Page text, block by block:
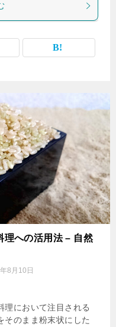
理への活用法 – 自然
8月10日
理において注目される
そのまま粉末状にした